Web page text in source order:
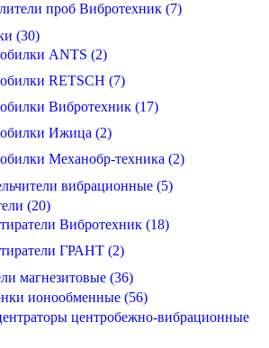
проб Вибротехник (7)
(30)
ANTS (2)
RETSCH (7)
Вибротехник (17)
Ижица (2)
Механобр-техника (2)
вибрационные (5)
(20)
Вибротехник (18)
ГРАНТ (2)
магнезитовые (36)
ионообменные (56)
центробежно-вибрационные